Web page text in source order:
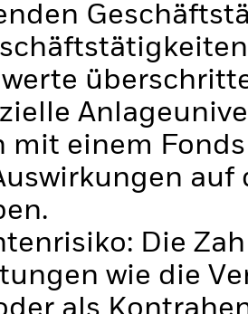
mit einem
Die
wie die